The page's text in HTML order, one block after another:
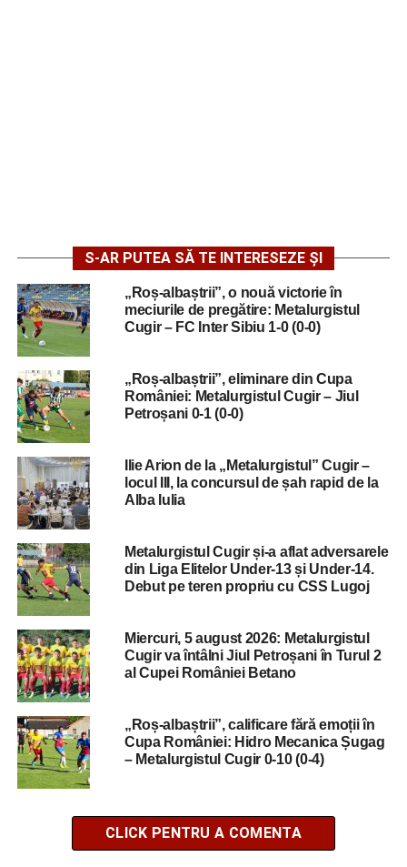
S-AR PUTEA SĂ TE INTERESEZE ȘI
„Roș-albaștrii”, o nouă victorie în
meciurile de pregătire: Metalurgistul
Cugir – FC Inter Sibiu 1-0 (0-0)
„Roș-albaștrii”, eliminare din Cupa
României: Metalurgistul Cugir – Jiul
Petroșani 0-1 (0-0)
Ilie Arion de la „Metalurgistul” Cugir –
locul III, la concursul de șah rapid de la
Alba Iulia
Metalurgistul Cugir și-a aflat adversarele
din Liga Elitelor Under-13 și Under-14.
Debut pe teren propriu cu CSS Lugoj
Miercuri, 5 august 2026: Metalurgistul
Cugir va întâlni Jiul Petroșani în Turul 2
al Cupei României Betano
„Roș-albaștrii”, calificare fără emoții în
Cupa României: Hidro Mecanica Șugag
– Metalurgistul Cugir 0-10 (0-4)
CLICK PENTRU A COMENTA